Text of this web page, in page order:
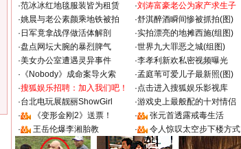
·范冰冰红地毯服装皆为租赁 ·刘涛富豪老公为家产求生子
·姚晨与老公素颜乘地铁被拍 ·舒淇醉酒瞬间惨被抓拍(图)
· 日军竟拿战俘做活体解剖 ·实拍漂亮的地摊西施(组图)
·盘点网坛大腕的暴烈脾气 ·世界九大罪恶之城(组图)
·美女办公室遭遇灵异事件 ·李孝利新欢私密视频曝光
· 《Nobody》成命案导火索 ·孟庭苇可爱儿子最新照(图)
·搜狐娱乐招聘：加入我们吧！ ·点击进入搜狐娱乐影视库
·台北电玩展靓丽ShowGirl ·游戏史上最般配的十对情侣
·
《变形金刚2》送票！ ·
张元首透露戒毒生活
·
王岳伦爆李湘胎教 · 令人惊叹太空步下楼方式